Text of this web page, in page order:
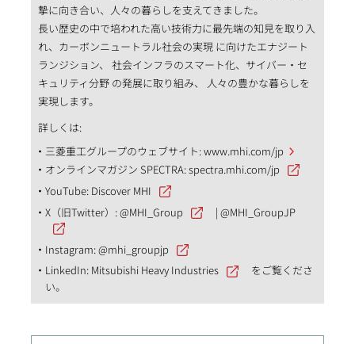
摯に向き合い、人々の暮らしを支えてきました。
長い歴史の中で培われた高い技術力に最先端の知見を取り入
れ、カーボンニュートラル社会の実現 に向けたエナジート
ランジション、 社会インフラのスマート化、サイバー・セ
キュリティ分野 の発展に取り組み、 人々の豊かな暮らしを
実現します。
詳しくは:
三菱重工グループのウェブサイト:www.mhi.com/jp
オンラインマガジン SPECTRA:spectra.mhi.com/jp
YouTube: Discover MHI
X（旧Twitter）:@MHI_Group |@MHI_GroupJP
Instagram:@mhi_groupjp
LinkedIn: Mitsubishi Heavy Industries
をご覧くださ
い。